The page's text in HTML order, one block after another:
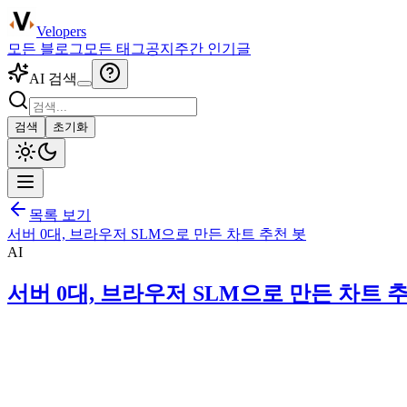
Velopers
모든 블로그 모든 태그공지 주간 인기글
AI 검색
검색 초기화
목록 보기
서버 0대, 브라우저 SLM으로 만든 차트 추천 봇
AI
서버 0대, 브라우저 SLM으로 만든 차트